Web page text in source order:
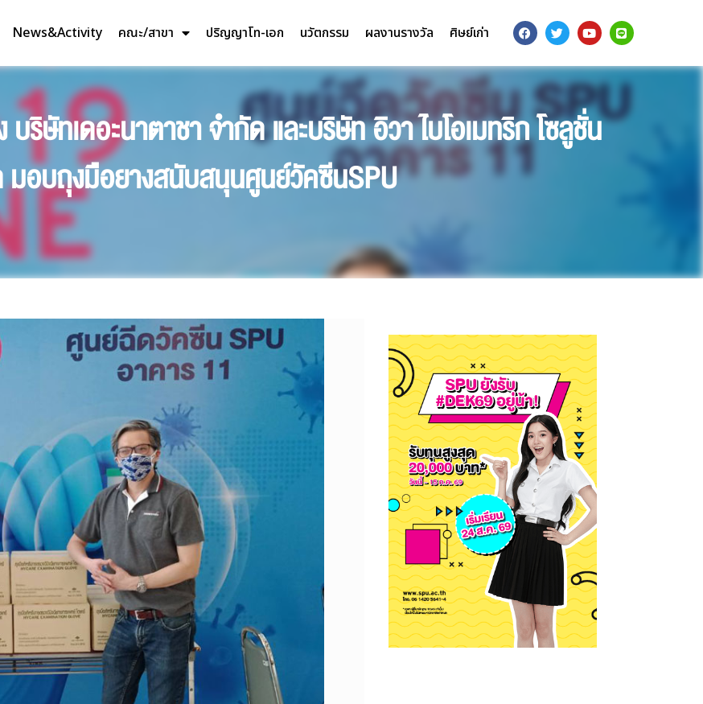
News&Activity คณะ/สาขา ปริญญาโท-เอก นวัตกรรม ผลงานรางวัล ศิษย์เก่า
ษัทเดอะนาตาชา จำกัด และบริษัท อิวา ไบโอเมทริก โซลูชั่น
มอบถุงมือยางสนับสนุนศูนย์วัคซีนSPU